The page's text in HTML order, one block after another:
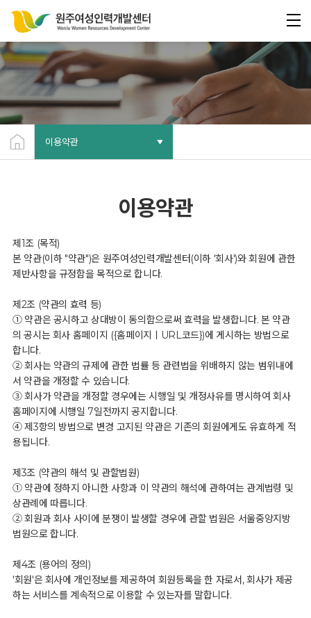
이용약관
이용약관
제1조 (목적)
본 약관(이하 "약관")은 원주여성인력개발센터(이하 '회사')와 회원에 관한
제반사항을 규정함을 목적으로 합니다.
제2조 (약관의 효력 등)
① 약관은 공시하고 상대방이 동의함으로써 효력을 발생합니다. 본 약관
의 공시는 회사 홈페이지 ({홈페이지ㅣURL코드})에 게시하는 방법으로
합니다.
② 회사는 약관의 규제에 관한 법률 등 관련법을 위배하지 않는 범위내에
서 약관을 개정할 수 있습니다.
③ 회사가 약관을 개정할 경우에는 시행일 및 개정사유를 명시하여 회사
홈페이지에 시행일 7일전까지 공지합니다.
④ 제3항의 방법으로 변경 고지된 약관은 기존의 회원에게도 유효하게 적
용됩니다.
제3조 (약관의 해석 및 관할법원)
① 약관에 정하지 아니한 사항과 이 약관의 해석에 관하여는 관계법령 및
상관례에 따릅니다.
② 회원과 회사 사이에 분쟁이 발생할 경우에 관할 법원은 서울중앙지방
법원으로 합니다.
제4조 (용어의 정의)
'회원'은 회사에 개인정보를 제공하여 회원등록을 한 자로서, 회사가 제공
하는 서비스를 계속적으로 이용할 수 있는자를 말합니다.